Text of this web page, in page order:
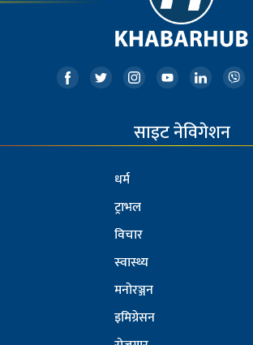
साइट नेविगेशन
धर्म
ट्राभल
विचार
स्वास्थ्य
मनोरञ्जन
इमिग्रेसन